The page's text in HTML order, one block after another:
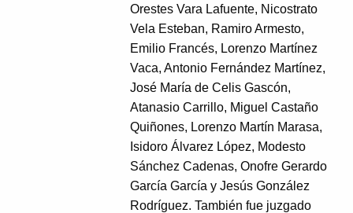
Orestes Vara Lafuente, Nicostrato
Vela Esteban, Ramiro Armesto,
Emilio Francés, Lorenzo Martínez
Vaca, Antonio Fernández Martínez,
José María de Celis Gascón,
Atanasio Carrillo, Miguel Castaño
Quiñones, Lorenzo Martín Marasa,
Isidoro Álvarez López, Modesto
Sánchez Cadenas, Onofre Gerardo
García García y Jesús González
Rodríguez. También fue juzgado